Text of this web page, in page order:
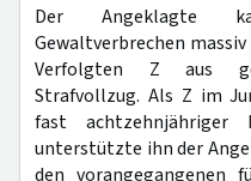
Der Angeklagte
Gewaltverbrechen
Verfolgten Z aus
Strafvollzug. Als Z im
fast achtzehnjähriger
unterstützte ihn der
den vorangegangenen